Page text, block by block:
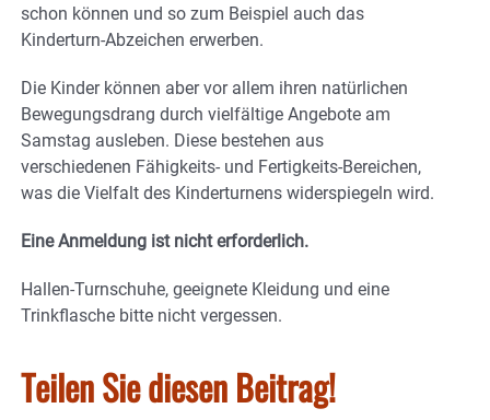
schon können und so zum Beispiel auch das
Kinderturn-Abzeichen erwerben.
Die Kinder können aber vor allem ihren natürlichen
Bewegungsdrang durch vielfältige Angebote am
Samstag ausleben. Diese bestehen aus
verschiedenen Fähigkeits- und Fertigkeits-Bereichen,
was die Vielfalt des Kinderturnens widerspiegeln wird.
Eine Anmeldung ist nicht erforderlich.
Hallen-Turnschuhe, geeignete Kleidung und eine
Trinkflasche bitte nicht vergessen.
Teilen Sie diesen Beitrag!